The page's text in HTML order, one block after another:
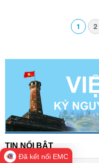
1 2
TIN NỔI BẬT
Đã kết nối EMC